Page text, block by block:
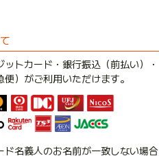
トカード・銀行振込（前払い）・
）がご利用いただけます。
ド名義人のお名前が一致しない場合